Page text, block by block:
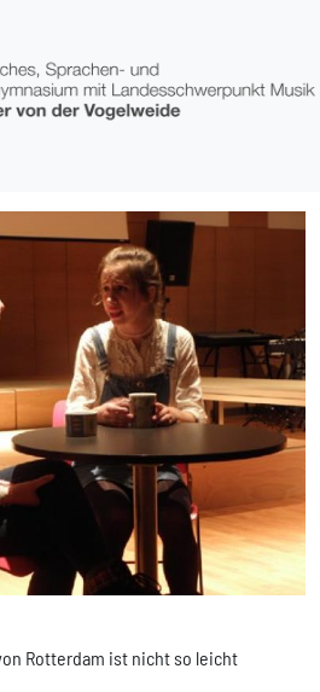
Rotterdam ist nicht so leicht